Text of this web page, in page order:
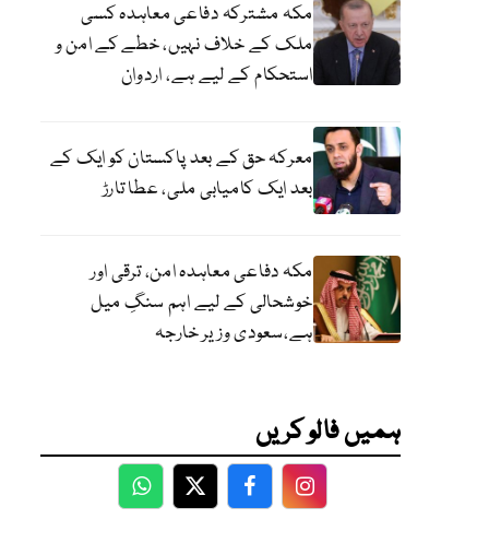
مکہ مشترکہ دفاعی معاہدہ کسی
ملک کے خلاف نہیں، خطے کے امن و
استحکام کے لیے ہے، اردوان
معرکہ حق کے بعد پاکستان کو ایک کے
بعد ایک کامیابی ملی، عطا تارڑ
مکہ دفاعی معاہدہ امن، ترقی اور
خوشحالی کے لیے اہم سنگِ میل
ہے،سعودی وزیر خارجہ
ہمیں فالو کریں
WhatsApp
TwitterFacebookFacebook